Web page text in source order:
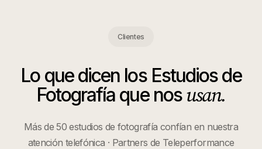
Clientes
Lo que dicen los Estudios de
Fotografía que nosusan.
Más de 50 estudios de fotografía confían en nuestra
atención telefónica · Partners de Teleperformance